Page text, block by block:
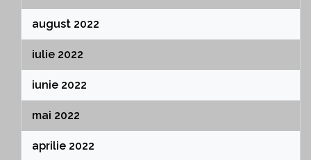
august 2022
iulie 2022
iunie 2022
mai 2022
aprilie 2022